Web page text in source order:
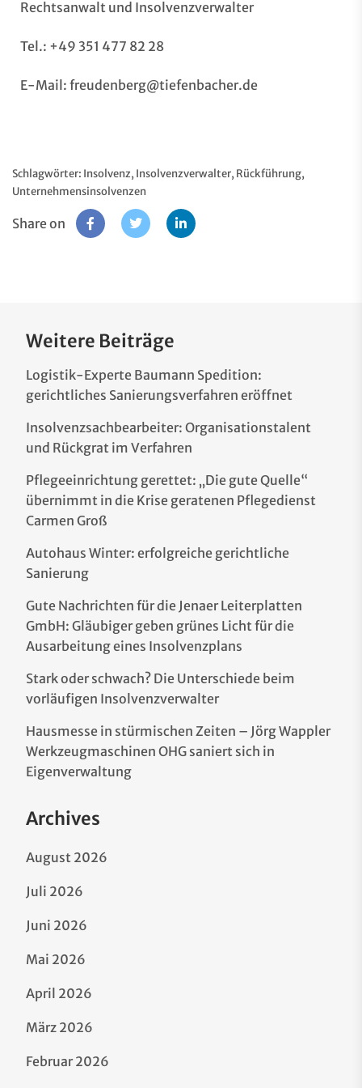
Rechtsanwalt und Insolvenzverwalter
Tel.: +49 351 477 82 28
E-Mail: freudenberg@tiefenbacher.de
Schlagwörter: Insolvenz, Insolvenzverwalter, Rückführung,
Unternehmensinsolvenzen
Share on
Weitere Beiträge
Logistik-Experte Baumann Spedition:
gerichtliches Sanierungsverfahren eröffnet
Insolvenzsachbearbeiter: Organisationstalent
und Rückgrat im Verfahren
Pflegeeinrichtung gerettet: „Die gute Quelle“
übernimmt in die Krise geratenen Pflegedienst
Carmen Groß
Autohaus Winter: erfolgreiche gerichtliche
Sanierung
Gute Nachrichten für die Jenaer Leiterplatten
GmbH: Gläubiger geben grünes Licht für die
Ausarbeitung eines Insolvenzplans
Stark oder schwach? Die Unterschiede beim
vorläufigen Insolvenzverwalter
Hausmesse in stürmischen Zeiten – Jörg Wappler
Werkzeugmaschinen OHG saniert sich in
Eigenverwaltung
Archives
August 2026
Juli 2026
Juni 2026
Mai 2026
April 2026
März 2026
Februar 2026